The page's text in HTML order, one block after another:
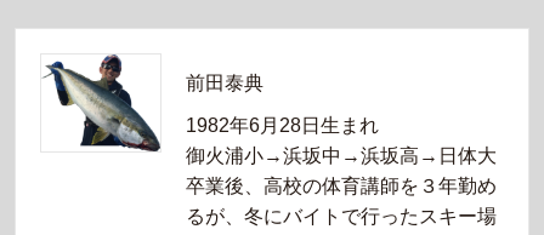
前田泰典
1982年6月28日生まれ
御火浦小→浜坂中→浜坂高→日体大
卒業後、高校の体育講師を３年勤め
るが、冬にバイトで行ったスキー場